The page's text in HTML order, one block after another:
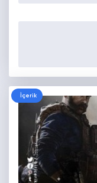
İçerik